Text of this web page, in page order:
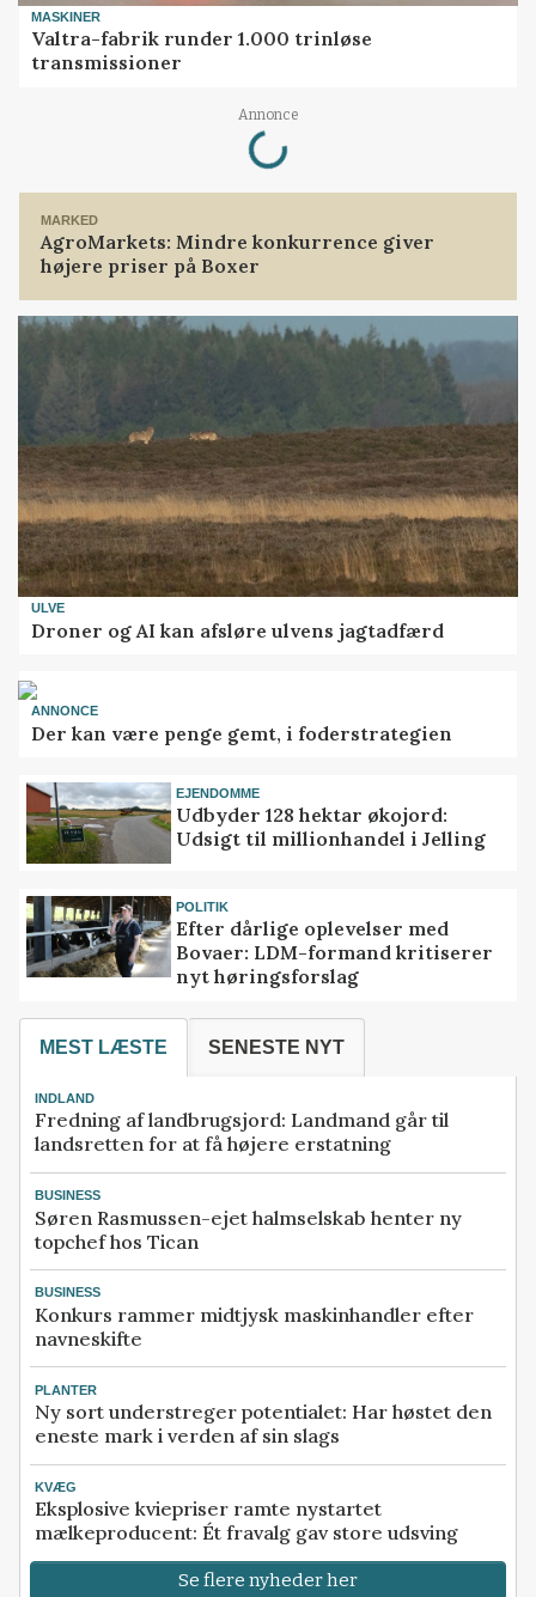
MASKINER
Valtra-fabrik runder 1.000 trinløse
transmissioner
Annonce
Loading...
MARKED
AgroMarkets: Mindre konkurrence giver
højere priser på Boxer
ULVE
Droner og AI kan afsløre ulvens jagtadfærd
ANNONCE
Der kan være penge gemt, i foderstrategien
EJENDOMME
Udbyder 128 hektar økojord:
Udsigt til millionhandel i Jelling
POLITIK
Efter dårlige oplevelser med
Bovaer: LDM-formand kritiserer
nyt høringsforslag
MEST LÆSTE SENESTE NYT
INDLAND
Fredning af landbrugsjord: Landmand går til
landsretten for at få højere erstatning
BUSINESS
Søren Rasmussen-ejet halmselskab henter ny
topchef hos Tican
BUSINESS
Konkurs rammer midtjysk maskinhandler efter
navneskifte
PLANTER
Ny sort understreger potentialet: Har høstet den
eneste mark i verden af sin slags
KVÆG
Eksplosive kviepriser ramte nystartet
mælkeproducent: Ét fravalg gav store udsving
Se flere nyheder her